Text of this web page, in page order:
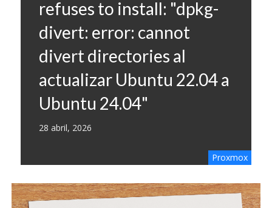
refuses to install: "dpkg-
divert: error: cannot
divert directories al
actualizar Ubuntu 22.04 a
Ubuntu 24.04"
28 abril, 2026
Proxmox